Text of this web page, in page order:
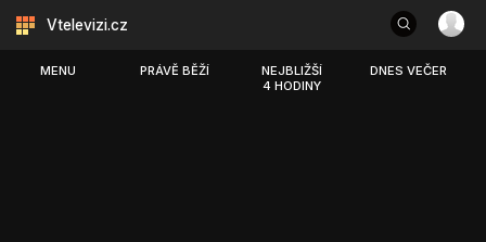
Vtelevizi.cz
MENU PRÁVĚ BĚŽÍ
NEJBLIŽŠÍ
4 HODINY
DNES VEČER